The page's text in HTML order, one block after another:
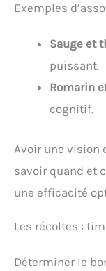
Exemples
Sauge et
puissant.
Romarin
cognitif.
Avoir une vision
savoir quand et
une efficacité
Les récoltes :
Déterminer le